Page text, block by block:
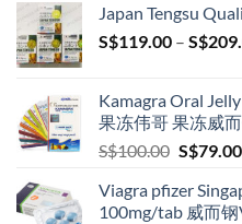
Japan Tengsu
S$119.00 – S$
Kamagra Oral
果冻伟哥 果冻威
S$100.00 Original
was:
S$79.00
Viagra pfizer
100mg/tab 威而